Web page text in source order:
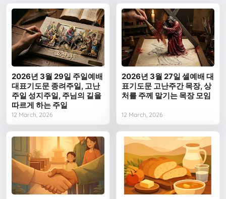
2026년 3월 29일 주일예배
대표기도문 종려주일, 고난
주일 성지주일, 주님의 길을
따르게 하는 주일
12 March, 2026
2026년 3월 27일 셀예배 대
표기도문 고난주간 목장, 상
처를 주께 맡기는 목장 모임
12 March, 2026